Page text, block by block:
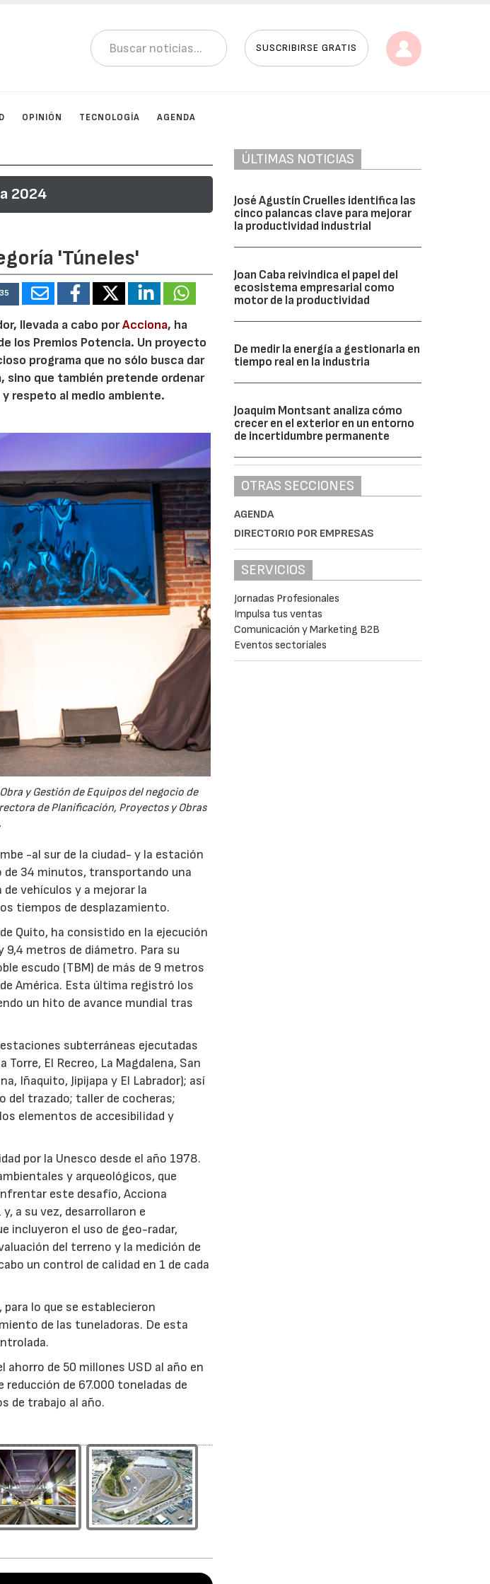
SUSCRIBIRSE GRATIS
OPINIÓN TECNOLOGÍA AGENDA
2024
'Túneles'
llevada a cabo porAcciona, ha
los Premios Potencia. Un proyecto
programa que no sólo busca dar
sino que también pretende ordenar
respeto al medio ambiente.
y Gestión de Equipos del negocio de
de Planificación, Proyectos y Obras
-al sur de la ciudad- y la estación
de 34 minutos, transportando una
vehículos y a mejorar la
tiempos de desplazamiento.
Quito, ha consistido en la ejecución
metros de diámetro. Para su
escudo (TBM) de más de 9 metros
América. Esta última registró los
un hito de avance mundial tras
subterráneas ejecutadas
El Recreo, La Magdalena, San
Iñaquito, Jipijapa y El Labrador); así
del trazado; taller de cocheras;
elementos de accesibilidad y
por la Unesco desde el año 1978.
y arqueológicos, que
este desafío, Acciona
a su vez, desarrollaron e
incluyeron el uso de geo-radar,
del terreno y la medición de
un control de calidad en 1 de cada
lo que se establecieron
de las tuneladoras. De esta
ahorro de 50 millones USD al año en
de 67.000 toneladas de
de trabajo al año.
ÚLTIMAS NOTICIAS
José Agustín Cruelles identifica las
cinco palancas clave para mejorar
la productividad industrial
Joan Caba reivindica el papel del
ecosistema empresarial como
motor de la productividad
De medir la energía a gestionarla en
tiempo real en la industria
Joaquim Montsant analiza cómo
crecer en el exterior en un entorno
de incertidumbre permanente
OTRAS SECCIONES
AGENDA
DIRECTORIO POR EMPRESAS
SERVICIOS
Jornadas Profesionales
Impulsa tus ventas
Comunicación y Marketing B2B
Eventos sectoriales